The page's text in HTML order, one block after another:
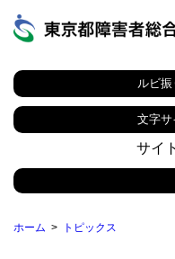
ルビ
文字サ
サイ
ホーム トピックス